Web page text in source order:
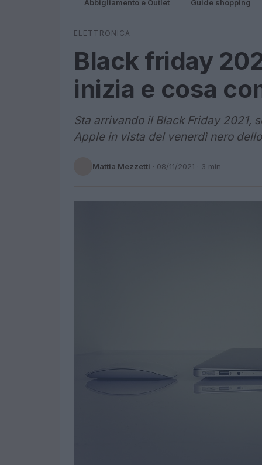
Abbigliamento e Outlet Guide shopping
ELETTRONICA
Black friday
inizia e cosa
Sta arrivando il Black Friday 2021,
Apple in vista del venerdì nero
Mattia Mezzetti · 08/11/2021 · 3 min